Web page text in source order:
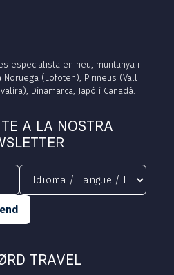
especialista en neu, muntanya i
(Lofoten), Pirineus (Vall
Dinamarca, Japó i Canadà.
A LA NOSTRA
TRAVEL